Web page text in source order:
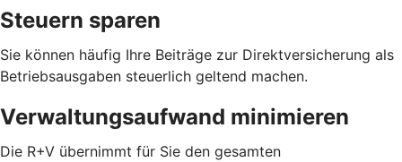
Steuern sparen
Sie können häufig Ihre Beiträge zur Direktversicherung als
Betriebsausgaben steuerlich geltend machen.
Verwaltungsaufwand minimieren
Die R+V übernimmt für Sie den gesamten